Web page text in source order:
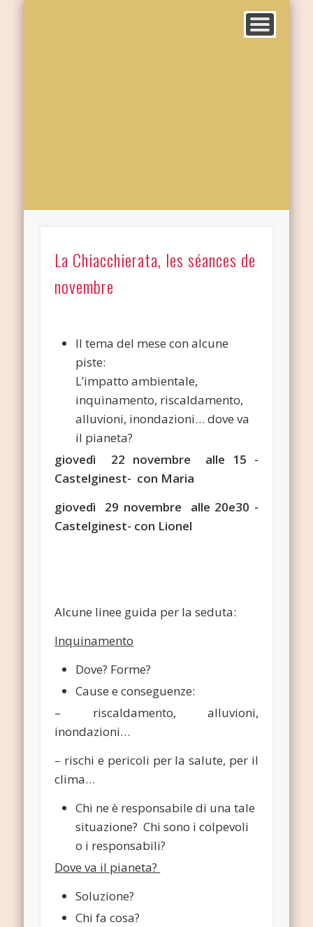
La Chiacchierata, les séances de
novembre
Il tema del mese con alcune
piste:
L’impatto ambientale,
inquinamento, riscaldamento,
alluvioni, inondazioni… dove va
il pianeta?
giovedì 22 novembre alle 15 -
Castelginest- con Maria
giovedì 29 novembre alle 20e30 -
Castelginest- con Lionel
Alcune linee guida per la seduta:
Inquinamento
Dove? Forme?
Cause e conseguenze:
– riscaldamento, alluvioni,
inondazioni…
– rischi e pericoli per la salute, per il
clima…
Chi ne è responsabile di una tale
situazione? Chi sono i colpevoli
o i responsabili?
Dove va il pianeta?
Soluzione?
Chi fa cosa?